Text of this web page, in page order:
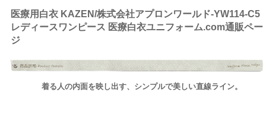
医療用白衣 KAZEN/株式会社アプロンワールド-YW114-C5
レディースワンピース 医療白衣ユニフォーム.com通販ペー
ジ
着る人の内面を映し出す、シンプルで美しい直線ライン。